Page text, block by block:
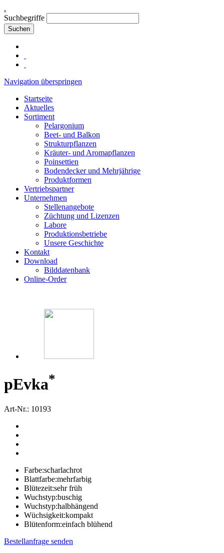
.
Suchbegriffe
Suchen
Navigation überspringen
Startseite
Aktuelles
Sortiment
Pelargonium
Beet- und Balkon
Strukturpflanzen
Kräuter- und Aromapflanzen
Poinsettien
Bodendecker und Mehrjährige
Produktformen
Vertriebspartner
Unternehmen
Stellenangebote
Züchtung und Lizenzen
Labore
Produktionsbetriebe
Unsere Geschichte
Kontakt
Download
Bilddatenbank
Online-Order
pEvka*
Art-Nr.: 10193
Farbe:scharlachrot
Blattfarbe:mehrfarbig
Blütezeit:sehr früh
Wuchstyp:buschig
Wuchstyp:halbhängend
Wüchsigkeit:kompakt
Blütenform:einfach blühend
Bestellanfrage senden